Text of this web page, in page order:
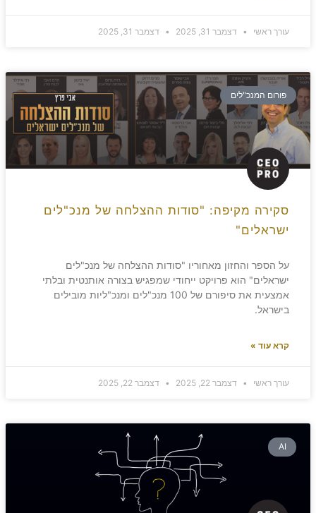
עורך ראשי דצמבר 31, 2025 דצמבר 31, 2025
פורום המנכ"לים
סקירה מקיפה: "סודות ההצלחה של מנכ"לים
ישראלים"
על הספר והחזון מאחוריו "סודות ההצלחה של מנכ"לים
ישראלים" הוא פרויקט ייחודי שמפגיש בצורה אותנטית ובלתי
אמצעית את סיפורם של 100 מנכ"לים ומנכ"ליות מובילים
בישראל.
קרא עוד »
עורך ראשי דצמבר 22, 2025 דצמבר 22, 2025
AI